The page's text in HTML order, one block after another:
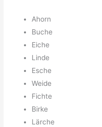
Ahorn
Buche
Eiche
Linde
Esche
Weide
Fichte
Birke
Lärche